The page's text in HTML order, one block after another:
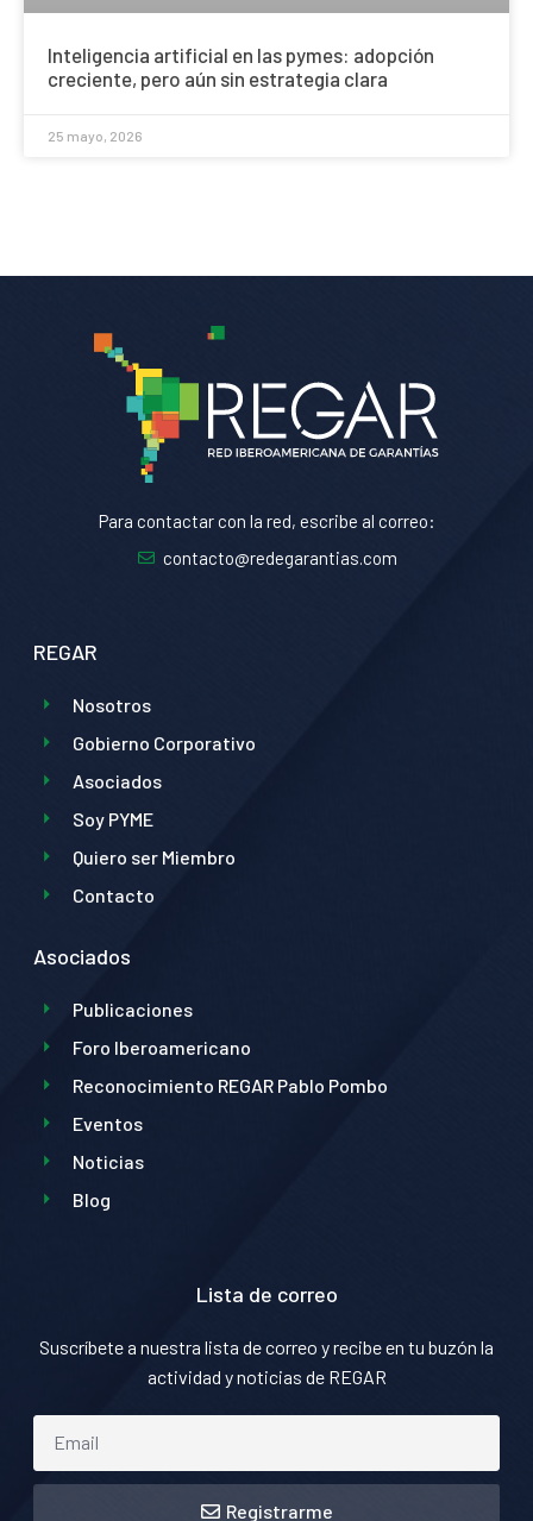
Inteligencia artificial en las pymes: adopción
creciente, pero aún sin estrategia clara
25 mayo, 2026
Para contactar con la red, escribe al correo:
contacto@redegarantias.com
REGAR
Nosotros
Gobierno Corporativo
Asociados
Soy PYME
Quiero ser Miembro
Contacto
Asociados
Publicaciones
Foro Iberoamericano
Reconocimiento REGAR Pablo Pombo
Eventos
Noticias
Blog
Lista de correo
Suscríbete a nuestra lista de correo y recibe en tu buzón la
actividad y noticias de REGAR
Registrarme